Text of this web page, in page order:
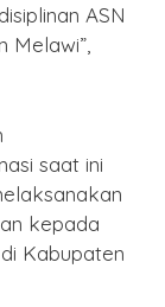
ASN
Melawi”,
saat ini
kepada
Kabupaten